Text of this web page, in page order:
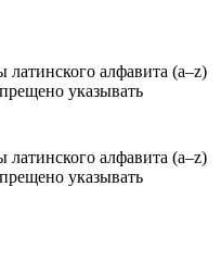
алфавита (a–z)
указывать
алфавита (a–z)
указывать